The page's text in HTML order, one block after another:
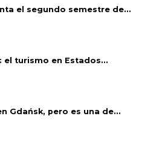
el segundo semestre de...
el turismo en Estados...
Gdańsk, pero es una de...